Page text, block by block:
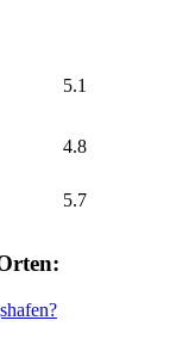
5.1
4.8
5.7